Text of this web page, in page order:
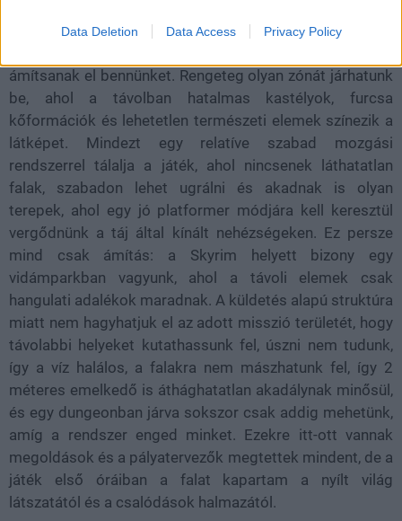
Data Deletion Data Access Privacy Policy
A pályatervezők láthatóan rengeteg melót raktak abba,
ámítsanak el bennünket. Rengeteg olyan zónát járhatunk
be, ahol a távolban hatalmas kastélyok, furcsa
kőformációk és lehetetlen természeti elemek színezik a
látképet. Mindezt egy relatíve szabad mozgási
rendszerrel tálalja a játék, ahol nincsenek láthatatlan
falak, szabadon lehet ugrálni és akadnak is olyan
terepek, ahol egy jó platformer módjára kell keresztül
vergődnünk a táj által kínált nehézségeken. Ez persze
mind csak ámítás: a Skyrim helyett bizony egy
vidámparkban vagyunk, ahol a távoli elemek csak
hangulati adalékok maradnak. A küldetés alapú struktúra
miatt nem hagyhatjuk el az adott misszió területét, hogy
távolabbi helyeket kutathassunk fel, úszni nem tudunk,
így a víz halálos, a falakra nem mászhatunk fel, így 2
méteres emelkedő is áthághatatlan akadálynak minősül,
és egy dungeonban járva sokszor csak addig mehetünk,
amíg a rendszer enged minket. Ezekre itt-ott vannak
megoldások és a pályatervezők megtettek mindent, de a
játék első óráiban a falat kapartam a nyílt világ
látszatától és a csalódások halmazától.